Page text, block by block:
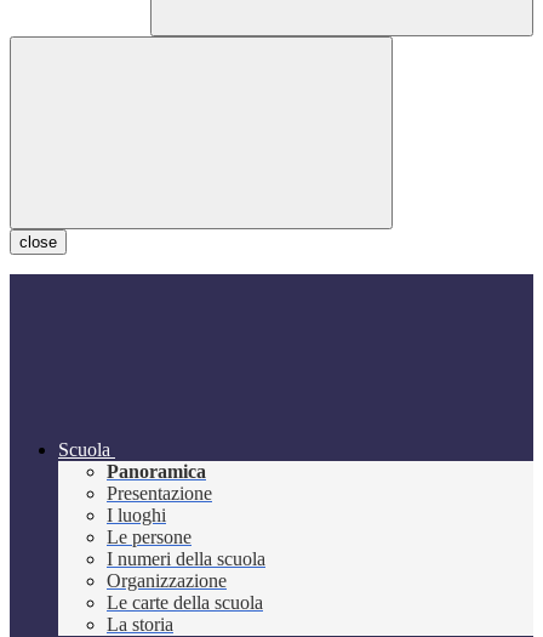
close
Scuola
Panoramica
Presentazione
I luoghi
Le persone
I numeri della scuola
Organizzazione
Le carte della scuola
La storia